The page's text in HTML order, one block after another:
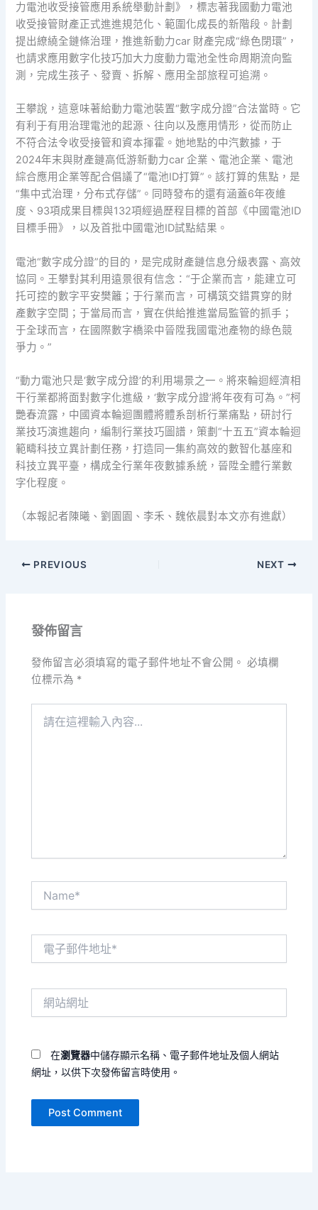
力電池收受接管應用系統舉動計劃》，標志著我國動力電池
收受接管財產正式進進規范化、範圍化成長的新階段。計劃
提出繚繞全鏈條治理，推進新動力car 財產完成“綠色閉環”，
也請求應用數字化技巧加大力度動力電池全性命周期流向監
測，完成生孩子、發賣、拆解、應用全部旅程可追溯。
王攀說，這意味著給動力電池裝置“數字成分證”合法當時。它
有利于有用治理電池的起源、往向以及應用情形，從而防止
不符合法令收受接管和資本揮霍。她地點的中汽數據，于
2024年末與財產鏈高低游新動力car 企業、電池企業、電池
綜合應用企業等配合倡議了“電池ID打算”。該打算的焦點，是
“集中式治理，分布式存儲”。同時發布的還有涵蓋6年夜維
度、93項成果目標與132項經過歷程目標的首部《中國電池ID
目標手冊》，以及首批中國電池ID試點結果。
電池“數字成分證”的目的，是完成財產鏈信息分級表露、高效
協同。王攀對其利用遠景很有信念：“于企業而言，能建立可
托可控的數字平安樊籬；于行業而言，可構筑交錯貫穿的財
產數字空間；于當局而言，實在供給推進當局監管的抓手；
于全球而言，在國際數字橋梁中晉陞我國電池產物的綠色競
爭力。”
“動力電池只是‘數字成分證’的利用場景之一。將來輪迴經濟相
干行業都將面對數字化進級，‘數字成分證’將年夜有可為。”柯
艷春流露，中國資本輪迴團體將體系剖析行業痛點，研討行
業技巧演進趨向，編制行業技巧圖譜，策劃“十五五”資本輪迴
範疇科技立異計劃任務，打造同一集約高效的數智化基座和
科技立異平臺，構成全行業年夜數據系統，晉陞全體行業數
字化程度。
（本報記者陳曦、劉園園、李禾、魏依晨對本文亦有進獻）
PREVIOUS NEXT
發佈留言
發佈留言必須填寫的電子郵件地址不會公開。 必填欄
位標示為 *
在瀏覽器中儲存顯示名稱、電子郵件地址及個人網站
網址，以供下次發佈留言時使用。